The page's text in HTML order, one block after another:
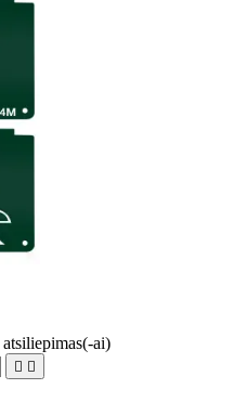
atsiliepimas(-ai)
 